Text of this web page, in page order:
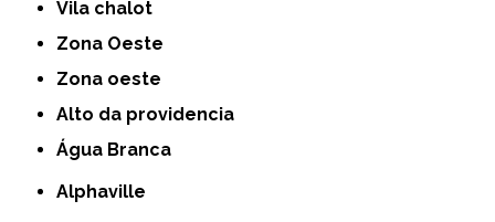
Vila chalot
Zona Oeste
Zona oeste
alto da providencia
Água Branca
Alphaville